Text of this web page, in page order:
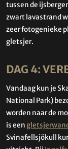
tussen de
zwart lavastrand
zeer fotogenieke
gletsjer.
DAG 4:
Vandaag kun je
National Park)
worden naar de
is een
Svinafellsjökull